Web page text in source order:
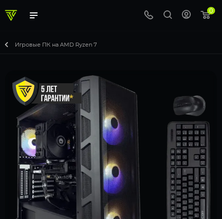
0
Игровые ПК на AMD Ryzen 7